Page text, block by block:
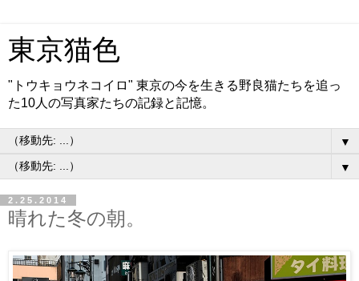
東京猫色
"トウキョウネコイロ" 東京の今を生きる野良猫たちを追っ
た10人の写真家たちの記録と記憶。
▼
▼
2.25.2014
晴れた冬の朝。